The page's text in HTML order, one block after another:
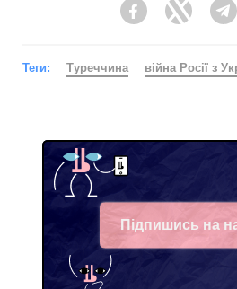
FacebookTwitter
Теги: Туреччина війна Росії з
Підпишись на
Facebook